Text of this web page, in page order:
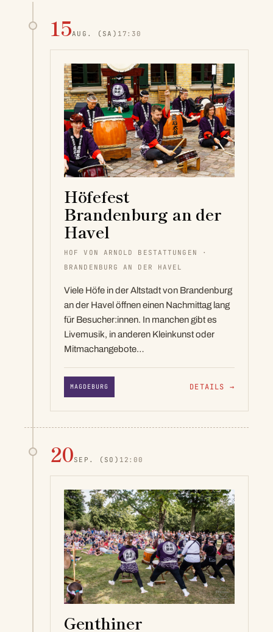
15AUG. (SA) 17:30
Höfefest
Brandenburg an der
Havel
HOF VON ARNOLD BESTATTUNGEN ·
BRANDENBURG AN DER HAVEL
Viele Höfe in der Altstadt von Brandenburg
an der Havel öffnen einen Nachmittag lang
für Besucher:innen. In manchen gibt es
Livemusik, in anderen Kleinkunst oder
Mitmachangebote…
MAGDEBURG DETAILS →
20SEP. (SO) 12:00
Genthiner